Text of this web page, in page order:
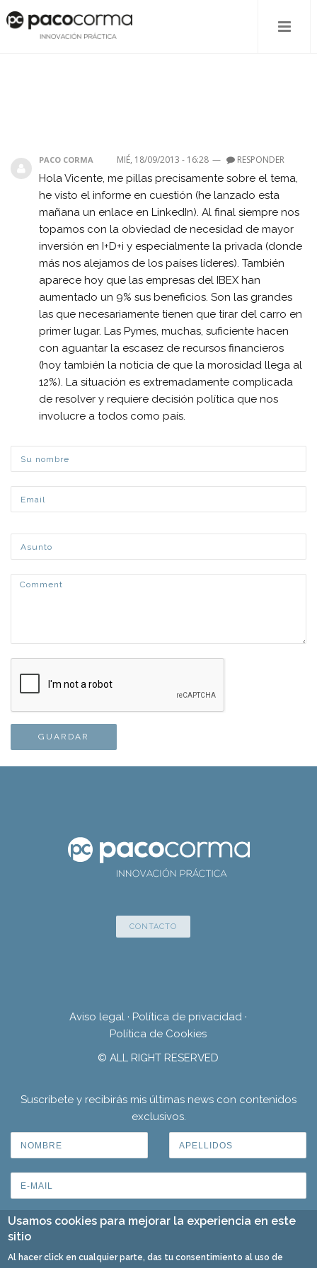
PACO CORMA MIÉ, 18/09/2013 - 16:28 — RESPONDER
Hola Vicente, me pillas precisamente sobre el tema,
he visto el informe en cuestión (he lanzado esta
mañana un enlace en LinkedIn). Al final siempre nos
topamos con la obviedad de necesidad de mayor
inversión en I+D+i y especialmente la privada (donde
más nos alejamos de los países líderes). También
aparece hoy que las empresas del IBEX han
aumentado un 9% sus beneficios. Son las grandes
las que necesariamente tienen que tirar del carro en
primer lugar. Las Pymes, muchas, suficiente hacen
con aguantar la escasez de recursos financieros
(hoy también la noticia de que la morosidad llega al
12%). La situación es extremadamente complicada
de resolver y requiere decisión política que nos
involucre a todos como país.
CONTACTO
Aviso legal · Política de privacidad ·
Política de Cookies
© ALL RIGHT RESERVED
Suscríbete y recibirás mis últimas news con contenidos
exclusivos.
Usamos cookies para mejorar la experiencia en este
sitio
Al hacer click en cualquier parte, das tu consentimiento al uso de